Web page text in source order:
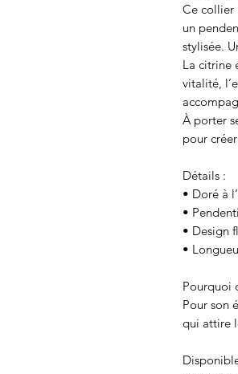
Ce collier
un
stylisée.
La citrine
vitalité,
À porter
pour
Détails :
• Doré à
•
• Design
•
Pourquoi
Pour son
qui attire